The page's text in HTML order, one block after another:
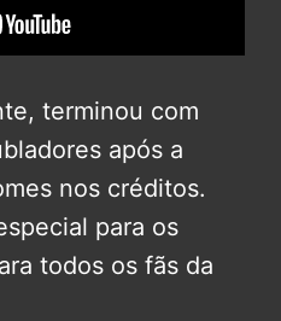
terminou com
após a
nos créditos.
para os
todos os fãs da